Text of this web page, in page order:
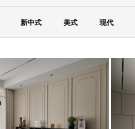
新中式 美式 现代